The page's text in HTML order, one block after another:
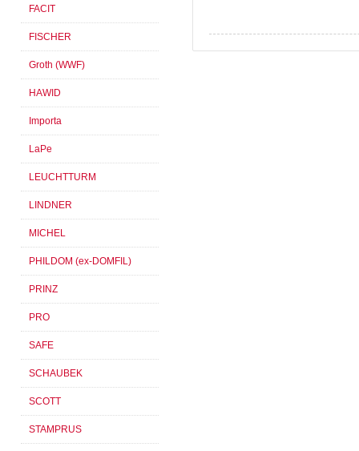
FACIT
FISCHER
Groth (WWF)
HAWID
Importa
LaPe
LEUCHTTURM
LINDNER
MICHEL
PHILDOM (ex-DOMFIL)
PRINZ
PRO
SAFE
SCHAUBEK
SCOTT
STAMPRUS